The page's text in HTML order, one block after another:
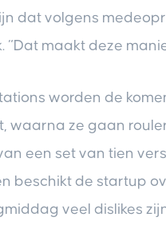
dat volgens
“Dat maakt deze
worden de
waarna ze gaan
een set van tien
beschikt de startup
veel dislikes